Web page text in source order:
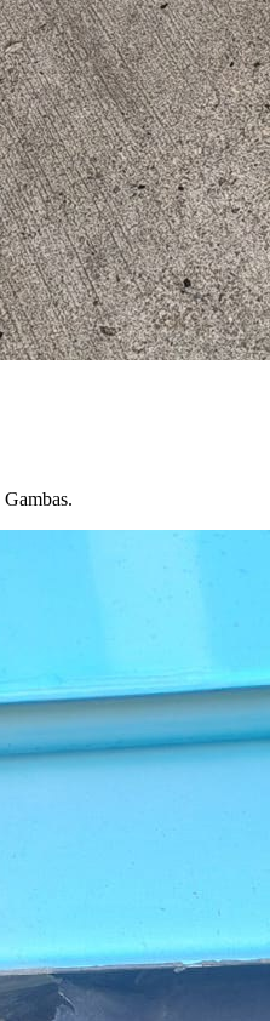
Gambas.